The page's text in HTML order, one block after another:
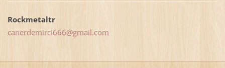
Rockmetaltr
canerdemirci666@gmail.com